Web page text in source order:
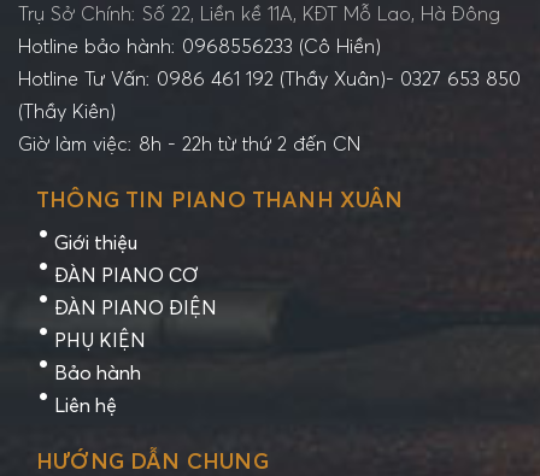
Trụ Sở Chính: Số 22, Liền kề 11A, KĐT Mỗ Lao, Hà Đông
Hotline bảo hành: 0968556233 (Cô Hiền)
Hotline Tư Vấn: 0986 461 192 (Thầy Xuân)- 0327 653 850
(Thầy Kiên)
Giờ làm việc: 8h - 22h từ thứ 2 đến CN
THÔNG TIN PIANO THANH XUÂN
Giới thiệu
ĐÀN PIANO CƠ
ĐÀN PIANO ĐIỆN
PHỤ KIỆN
Bảo hành
Liên hệ
HƯỚNG DẪN CHUNG